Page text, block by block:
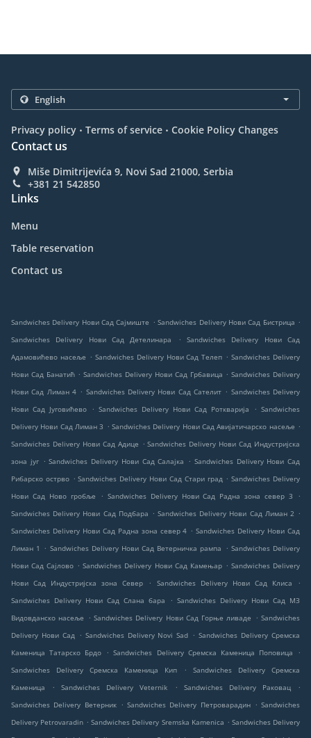
Privacy policy . Terms of service . Cookie Policy Changes
Contact us
Miše Dimitrijevića 9, Novi Sad 21000, Serbia
+381 21 542850
Links
Menu
Table reservation
Contact us
Sandwiches Delivery Нови Сад Сајмиште . Sandwiches Delivery Нови Сад Бистрица .
Sandwiches Delivery Нови Сад Детелинара
.
Sandwiches Delivery Нови Сад
Адамовићево насеље . Sandwiches Delivery Нови Сад Телеп . Sandwiches Delivery
Нови Сад Банатић . Sandwiches Delivery Нови Сад Грбавица . Sandwiches Delivery
Нови Сад Лиман 4 . Sandwiches Delivery Нови Сад Сателит . Sandwiches Delivery
Нови Сад Југовићево
. Sandwiches Delivery Нови Сад Роткварија . Sandwiches
Delivery Нови Сад Лиман 3 . Sandwiches Delivery Нови Сад Авијатичарско насеље .
Sandwiches Delivery Нови Сад Адице . Sandwiches Delivery Нови Сад Индустријска
зона југ . Sandwiches Delivery Нови Сад Салајка . Sandwiches Delivery Нови Сад
Рибарско острво . Sandwiches Delivery Нови Сад Стари град . Sandwiches Delivery
Нови Сад Ново гробље
. Sandwiches Delivery Нови Сад Радна зона север 3
.
Sandwiches Delivery Нови Сад Подбара . Sandwiches Delivery Нови Сад Лиман 2 .
Sandwiches Delivery Нови Сад Радна зона север 4 . Sandwiches Delivery Нови Сад
Лиман 1
. Sandwiches Delivery Нови Сад Ветерничка рампа . Sandwiches Delivery
Нови Сад Сајлово . Sandwiches Delivery Нови Сад Камењар . Sandwiches Delivery
Нови Сад Индустријска зона Север
. Sandwiches Delivery Нови Сад Клиса
.
Sandwiches Delivery Нови Сад Слана бара
. Sandwiches Delivery Нови Сад МЗ
Видовданско насеље
. Sandwiches Delivery Нови Сад Горње ливаде . Sandwiches
Delivery Нови Сад . Sandwiches Delivery Novi Sad . Sandwiches Delivery Сремска
Каменица Татарско Брдо
. Sandwiches Delivery Сремска Каменица Поповица
.
Sandwiches Delivery Сремска Каменица Кип
.
Sandwiches Delivery Сремска
Каменица
. Sandwiches Delivery Veternik . Sandwiches Delivery Раковац
.
Sandwiches Delivery Ветерник
. Sandwiches Delivery Петроварадин . Sandwiches
Delivery Petrovaradin . Sandwiches Delivery Sremska Kamenica . Sandwiches Delivery